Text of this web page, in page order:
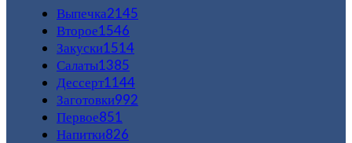
Выпечка2145
Второе1546
Закуски1514
Салаты1385
Дессерт1144
Заготовки992
Первое851
Напитки826